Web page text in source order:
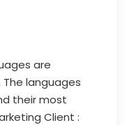
are
languages
their most
Client :